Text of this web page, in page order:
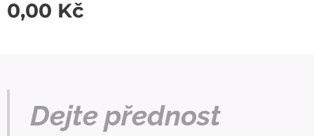
0,00 Kč
Dejte přednost